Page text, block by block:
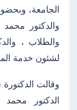
الجامعة،
والدكتور
والطلاب ،
لشئون خدمة
وقالت
الدكتور محمد